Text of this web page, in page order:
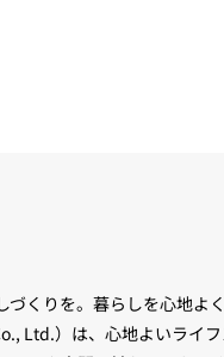
づくりを。暮らしを心地よ
Ltd.）は、心地よいライ